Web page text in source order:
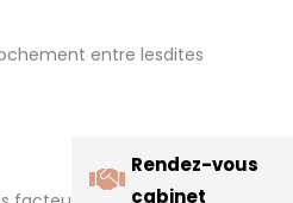
entre lesdites
Rendez-vous
cabinet